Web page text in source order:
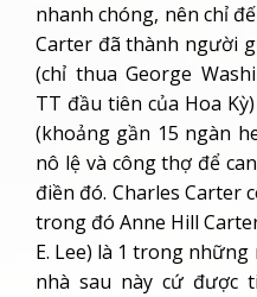
nhanh chóng, nên chỉ
Carter đã thành người
(chỉ thua George
TT đầu tiên của Hoa
(khoảng gần 15 ngàn
nô lệ và công thợ để
điền đó. Charles Carter
trong đó Anne Hill
E. Lee) là 1 trong
nhà sau này cứ được